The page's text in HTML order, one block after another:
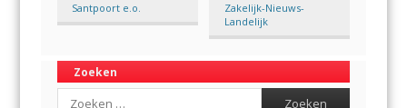
Santpoort e.o.
Zakelijk-Nieuws-
Landelijk
Zoeken